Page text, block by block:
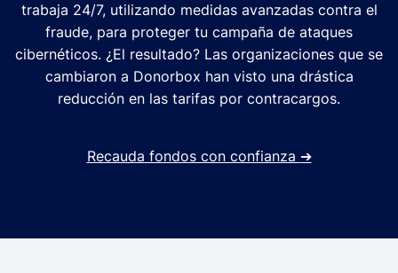
trabaja 24/7, utilizando medidas avanzadas contra el
fraude, para proteger tu campaña de ataques
cibernéticos. ¿El resultado? Las organizaciones que se
cambiaron a Donorbox han visto una drástica
reducción en las tarifas por contracargos.
Recauda fondos con confianza ➔